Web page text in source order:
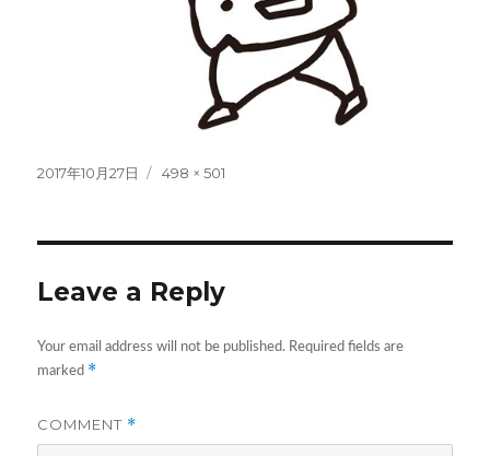
Posted
2017年10月27日
Full
498 × 501
Leave a Reply
Your email address will not be published. Required fields are
marked *
COMMENT *